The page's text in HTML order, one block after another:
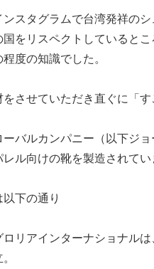
スタグラムで台湾発祥の
国をリスペクトしていると
度の知識でした。
させていただき直ぐに「
バルカンパニー（以下ジ
ル向けの靴を製造されてい
下の通り
ロリアインターナショナル